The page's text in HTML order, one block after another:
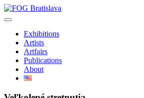
Preskočiť
na
Exhibitions
Artists
Artfairs
Publications
About